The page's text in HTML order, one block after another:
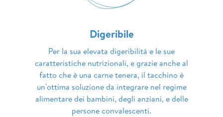
Digeribile
Per la sua elevata digeribilità e le sue
caratteristiche nutrizionali, e grazie anche al
fatto che è una carne tenera, il tacchino è
un'ottima soluzione da integrare nel regime
alimentare dei bambini, degli anziani, e delle
persone convalescenti.